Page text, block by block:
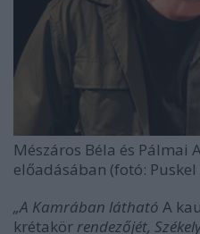
Mészáros Béla és Pálmai
előadásában (fotó:
„A Kamrában látható A
krétakör rendezőjét,